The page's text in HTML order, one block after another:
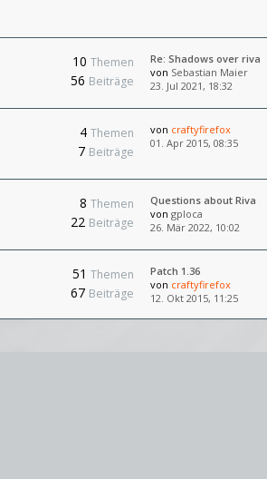
10 Themen
56 Beiträge
Re: Shadows over riva
von Sebastian Maier
23. Jul 2021, 18:32
4 Themen
7 Beiträge
von craftyfirefox
01. Apr 2015, 08:35
8 Themen
22 Beiträge
Questions about Riva
von gploca
26. Mär 2022, 10:02
51 Themen
67 Beiträge
Patch 1.36
von craftyfirefox
12. Okt 2015, 11:25